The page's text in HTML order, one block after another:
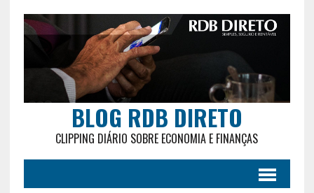
BLOG RDB DIRETO
CLIPPING DIÁRIO SOBRE ECONOMIA E FINANÇAS